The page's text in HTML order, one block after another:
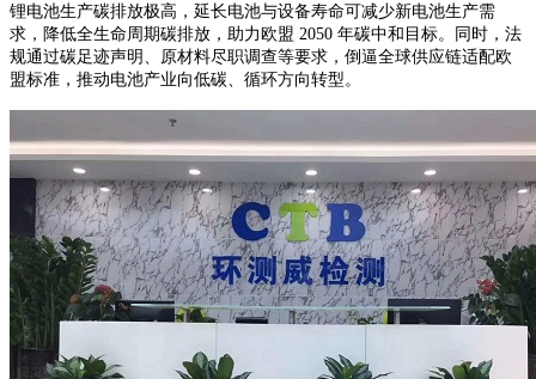
锂电池生产碳排放极高，延长电池与设备寿命可减少新电池生产需
求，降低全生命周期碳排放，助力欧盟 2050 年碳中和目标。同时，法
规通过碳足迹声明、原材料尽职调查等要求，倒逼全球供应链适配欧
盟标准，推动电池产业向低碳、循环方向转型。